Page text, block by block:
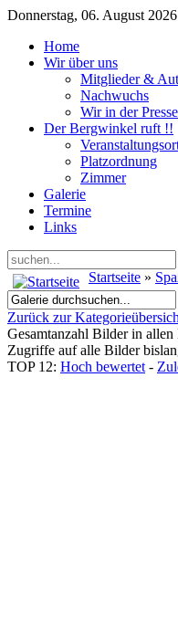
Donnerstag, 06. August 2026
Home
Wir über uns
Mitglieder &
Nachwuchs
Wir in der Presse
Der Bergwinkel ruft !!
Platzordnung
Zimmer
Galerie
Termine
Links
Startseite »
Zurück zur
Gesamtanzahl Bilder in
Zugriffe auf alle Bilder
TOP 12: Hoch bewertet -